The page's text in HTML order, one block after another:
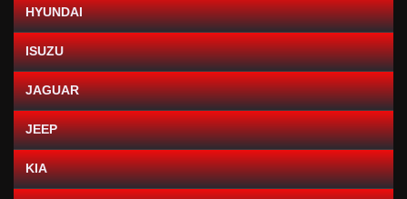
HYUNDAI
ISUZU
JAGUAR
JEEP
KIA